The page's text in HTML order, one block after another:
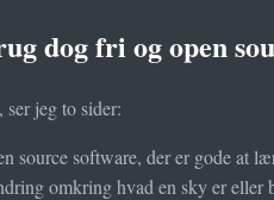
dog fri og open
jeg to sider:
source software, der er gode at
omkring hvad en sky er eller